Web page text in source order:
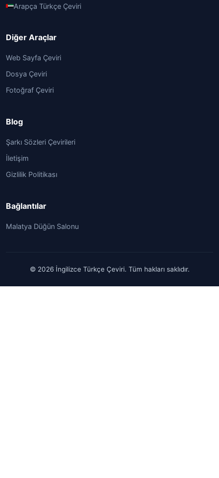
Arapça Türkçe Çeviri
Diğer Araçlar
Web Sayfa Çeviri
Dosya Çeviri
Fotoğraf Çeviri
Blog
Şarkı Sözleri Çevirileri
İletişim
Gizlilik Politikası
Bağlantılar
Malatya Düğün Salonu
© 2026 İngilizce Türkçe Çeviri. Tüm hakları saklıdır.